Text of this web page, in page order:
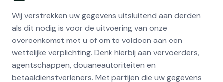
Wij verstrekken uw gegevens uitsluitend aan derden
als dit nodig is voor de uitvoering van onze
overeenkomst met u of om te voldoen aan een
wettelijke verplichting. Denk hierbij aan vervoerders,
agentschappen, douaneautoriteiten en
betaaldienstverleners. Met partijen die uw gegevens